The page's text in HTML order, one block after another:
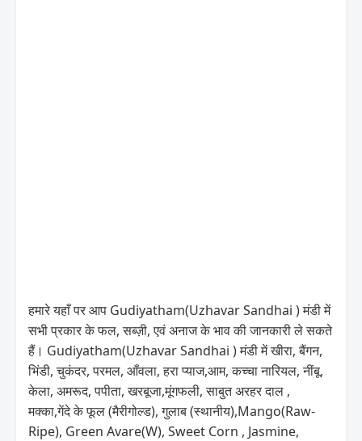
हमारे यहाँ पर आप Gudiyatham(Uzhavar Sandhai ) मंडी में
सभी प्रकार के फल, सब्ज़ी, एवं अनाज के भाव की जानकारी ले सकते
हैं। Gudiyatham(Uzhavar Sandhai ) मंडी में खीरा, बैंगन,
भिंडी, चुकंदर, परमल, आँवला, हरा प्याज,आम, कच्चा नारियल, नींबू,
केला, अमरूद, पपीता, खरबूजा,मूंगफली, साबुत अरहर दाल ,
मक्का,गेंदे के फूल (मैरीगोल्ड), गुलाब (स्थानीय),Mango(Raw-
Ripe), Green Avare(W), Sweet Corn , Jasmine,